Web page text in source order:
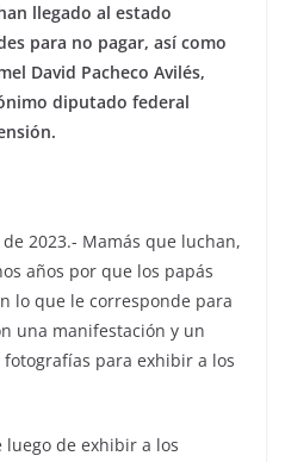
llegado al estado
para no pagar, así como
David Pacheco Avilés,
diputado federal
2023.- Mamás que luchan,
años por que los papás
lo que le corresponde para
una manifestación y un
para exhibir a los
luego de exhibir a los